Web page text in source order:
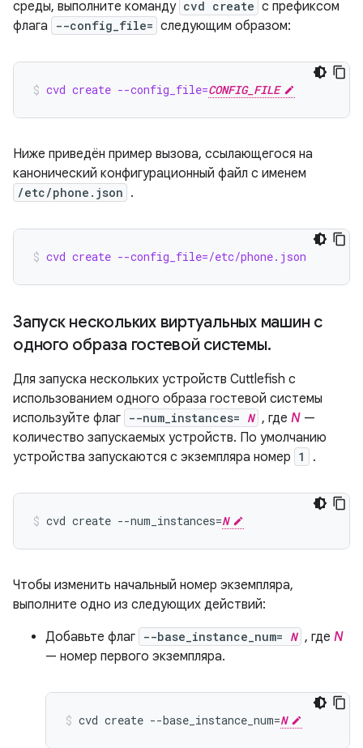
среды, выполните команду cvd create с префиксом
флага
--config_file= следующим образом:
cvd create --config_file=CONFIG_FILE
Ниже приведён пример вызова, ссылающегося на
канонический конфигурационный файл с именем
/etc/phone.json .
cvd create --config_file=/etc/phone.json
Запуск нескольких виртуальных машин с
одного образа гостевой системы.
Для запуска нескольких устройств Cuttlefish с
использованием одного образа гостевой системы
используйте флаг --num_instances= N , где N —
количество запускаемых устройств. По умолчанию
устройства запускаются с экземпляра номер 1 .
cvd create --num_instances=N
Чтобы изменить начальный номер экземпляра,
выполните одно из следующих действий:
Добавьте флаг --base_instance_num= N , где N
— номер первого экземпляра.
cvd create --base_instance_num=N